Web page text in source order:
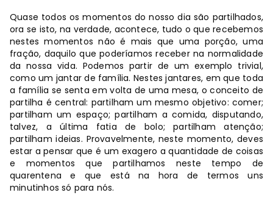
Quase todos os momentos do nosso dia são partilhados,
ora se isto, na verdade, acontece, tudo o que recebemos
nestes momentos não é mais que uma porção, uma
fração, daquilo que poderíamos receber na normalidade
da nossa vida. Podemos partir de um exemplo trivial,
como um jantar de família. Nestes jantares, em que toda
a família se senta em volta de uma mesa, o conceito de
partilha é central: partilham um mesmo objetivo: comer;
partilham um espaço; partilham a comida, disputando,
talvez, a última fatia de bolo; partilham atenção;
partilham ideias. Provavelmente, neste momento, deves
estar a pensar que é um exagero a quantidade de coisas
e momentos que partilhamos neste tempo de
quarentena e que está na hora de termos uns
minutinhos só para nós.